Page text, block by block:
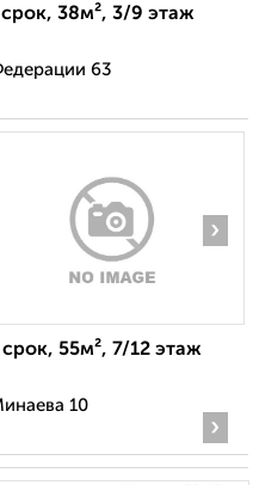
38м², 3/9 этаж
63
›
55м², 7/12 этаж
10
›